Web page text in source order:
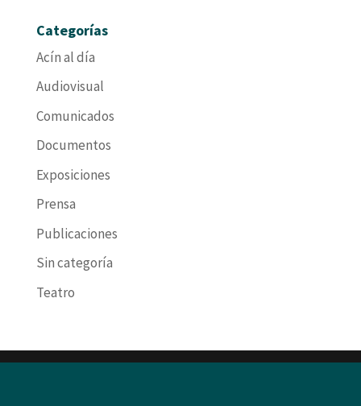
Categorías
Acín al día
Audiovisual
Comunicados
Documentos
Exposiciones
Prensa
Publicaciones
Sin categoría
Teatro